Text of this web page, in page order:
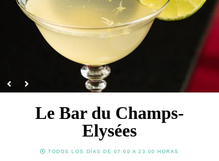
Le Bar du Champs-
Elysées
TODOS LOS DÍAS DE 07.00 A 23.00 HORAS
中国
Español
Servicio de conserjería
Tarjetas regalo
Galería de fotos
Contacto & Acceso